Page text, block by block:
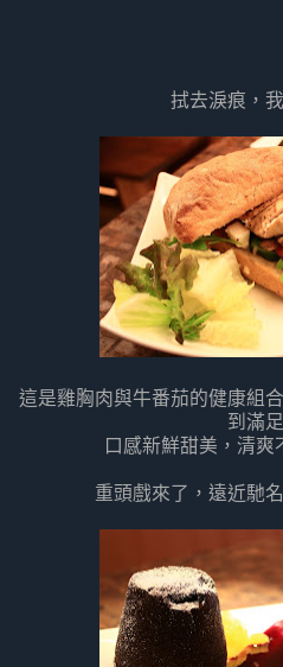
拭去淚痕，
這是雞胸肉與牛番茄的健康組
到滿足
口感新鮮甜美，清爽
重頭戲來了，遠近馳